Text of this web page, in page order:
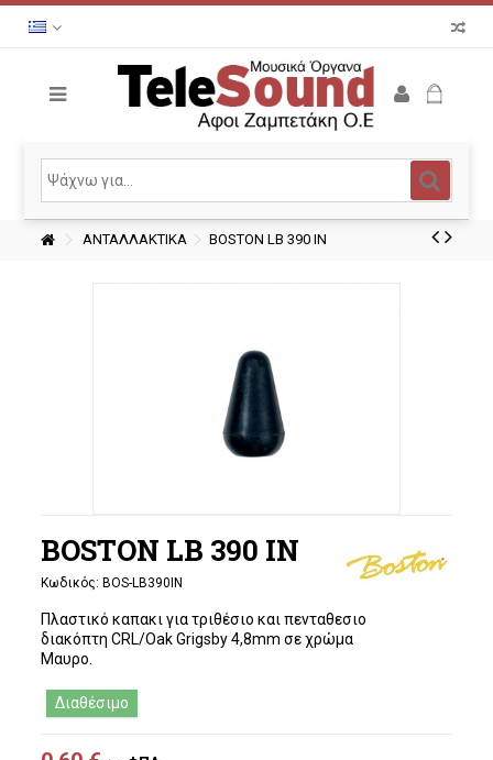
ΑΝΤΑΛΛΑΚΤΙΚΑ BOSTON LB 390 IN
BOSTON LB 390 IN
Κωδικός: BOS-LB390IN
Πλαστικό καπακι για τριθέσιο και πενταθεσιο
διακόπτηCRL/Oak Grigsby 4,8mmσε χρώμα
Μαυρο.
Διαθέσιμο